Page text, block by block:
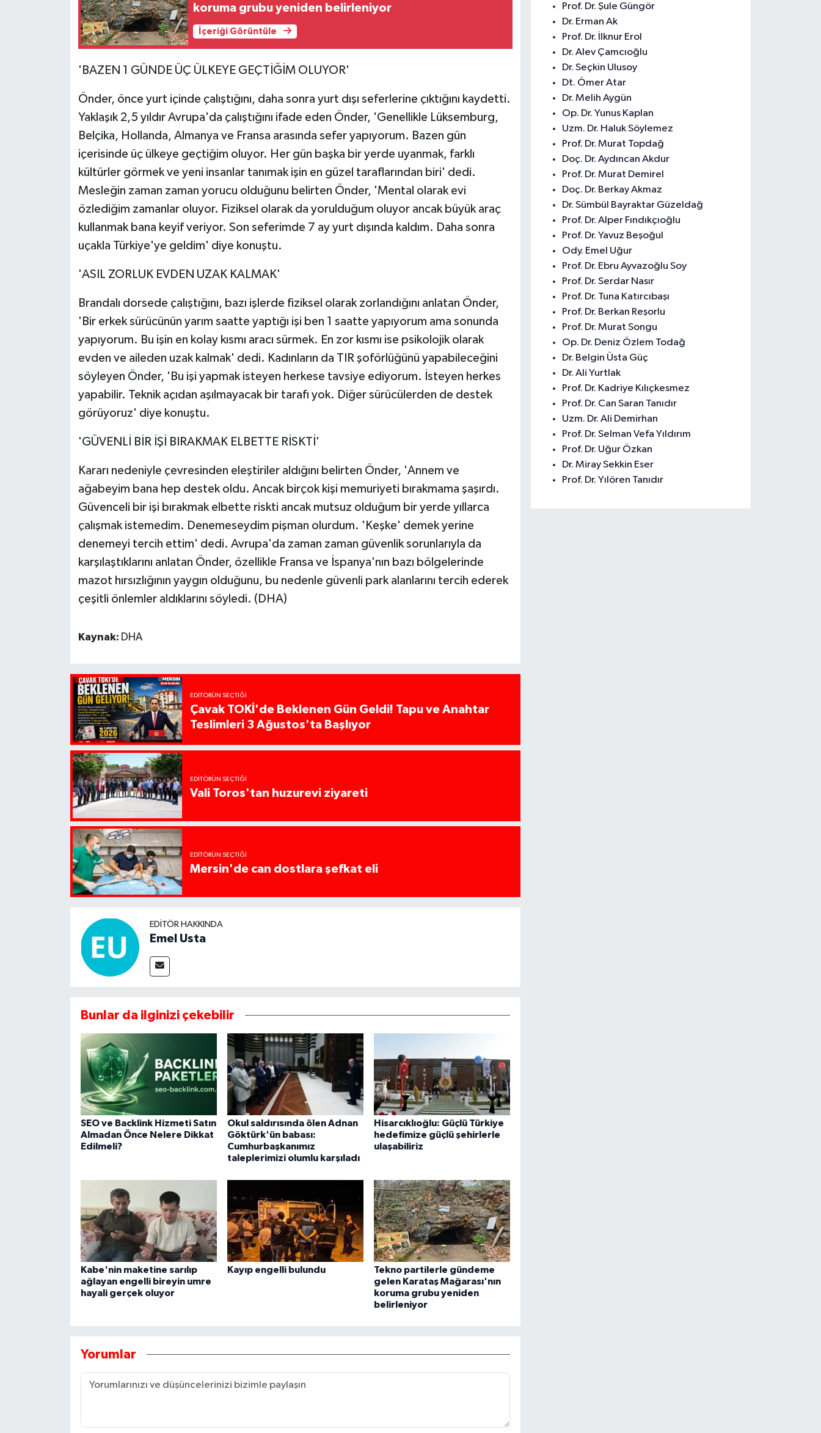
koruma grubu yeniden belirleniyor
İçeriği Görüntüle
'BAZEN 1 GÜNDE ÜÇ ÜLKEYE GEÇTİĞİM OLUYOR'
Önder, önce yurt içinde çalıştığını, daha sonra yurt dışı seferlerine çıktığını kaydetti.
Yaklaşık 2,5 yıldır Avrupa'da çalıştığını ifade eden Önder, 'Genellikle Lüksemburg,
Belçika, Hollanda, Almanya ve Fransa arasında sefer yapıyorum. Bazen gün
içerisinde üç ülkeye geçtiğim oluyor. Her gün başka bir yerde uyanmak, farklı
kültürler görmek ve yeni insanlar tanımak işin en güzel taraflarından biri' dedi.
Mesleğin zaman zaman yorucu olduğunu belirten Önder, 'Mental olarak evi
özlediğim zamanlar oluyor. Fiziksel olarak da yorulduğum oluyor ancak büyük araç
kullanmak bana keyif veriyor. Son seferimde 7 ay yurt dışında kaldım. Daha sonra
uçakla Türkiye'ye geldim' diye konuştu.
'ASIL ZORLUK EVDEN UZAK KALMAK'
Brandalı dorsede çalıştığını, bazı işlerde fiziksel olarak zorlandığını anlatan Önder,
'Bir erkek sürücünün yarım saatte yaptığı işi ben 1 saatte yapıyorum ama sonunda
yapıyorum. Bu işin en kolay kısmı aracı sürmek. En zor kısmı ise psikolojik olarak
evden ve aileden uzak kalmak' dedi. Kadınların da TIR şoförlüğünü yapabileceğini
söyleyen Önder, 'Bu işi yapmak isteyen herkese tavsiye ediyorum. İsteyen herkes
yapabilir. Teknik açıdan aşılmayacak bir tarafı yok. Diğer sürücülerden de destek
görüyoruz' diye konuştu.
'GÜVENLİ BİR İŞİ BIRAKMAK ELBETTE RİSKTİ'
Kararı nedeniyle çevresinden eleştiriler aldığını belirten Önder, 'Annem ve
ağabeyim bana hep destek oldu. Ancak birçok kişi memuriyeti bırakmama şaşırdı.
Güvenceli bir işi bırakmak elbette riskti ancak mutsuz olduğum bir yerde yıllarca
çalışmak istemedim. Denemeseydim pişman olurdum. 'Keşke' demek yerine
denemeyi tercih ettim' dedi. Avrupa'da zaman zaman güvenlik sorunlarıyla da
karşılaştıklarını anlatan Önder, özellikle Fransa ve İspanya'nın bazı bölgelerinde
mazot hırsızlığının yaygın olduğunu, bu nedenle güvenli park alanlarını tercih ederek
çeşitli önlemler aldıklarını söyledi. (DHA)
Kaynak: DHA
EDITÖRÜN SEÇTIĞI
Çavak TOKİ'de Beklenen Gün Geldi! Tapu ve Anahtar
Teslimleri 3 Ağustos'ta Başlıyor
EDITÖRÜN SEÇTIĞI
Vali Toros'tan huzurevi ziyareti
EDITÖRÜN SEÇTIĞI
Mersin'de can dostlara şefkat eli
EDITÖR HAKKINDA
Emel Usta
Bunlar da ilginizi çekebilir
SEO ve Backlink Hizmeti Satın
Almadan Önce Nelere Dikkat
Edilmeli?
Okul saldırısında ölen Adnan
Göktürk'ün babası:
Cumhurbaşkanımız
taleplerimizi olumlu karşıladı
Hisarcıklıoğlu: Güçlü Türkiye
hedefimize güçlü şehirlerle
ulaşabiliriz
Kabe'nin maketine sarılıp
ağlayan engelli bireyin umre
hayali gerçek oluyor
Kayıp engelli bulundu
Tekno partilerle gündeme
gelen Karataş Mağarası'nın
koruma grubu yeniden
belirleniyor
Yorumlar
Prof. Dr. Şule Güngör
Dr. Erman Ak
Prof. Dr. İlknur Erol
Dr. Alev Çamcıoğlu
Dr. Seçkin Ulusoy
Dt. Ömer Atar
Dr. Melih Aygün
Op. Dr. Yunus Kaplan
Uzm. Dr. Haluk Söylemez
Prof. Dr. Murat Topdağ
Doç. Dr. Aydıncan Akdur
Prof. Dr. Murat Demirel
Doç. Dr. Berkay Akmaz
Dr. Sümbül Bayraktar Güzeldağ
Prof. Dr. Alper Fındıkçıoğlu
Prof. Dr. Yavuz Beşoğul
Ody. Emel Uğur
Prof. Dr. Ebru Ayvazoğlu Soy
Prof. Dr. Serdar Nasır
Prof. Dr. Tuna Katırcıbaşı
Prof. Dr. Berkan Reşorlu
Prof. Dr. Murat Songu
Op. Dr. Deniz Özlem Todağ
Dr. Belgin Üsta Güç
Dr. Ali Yurtlak
Prof. Dr. Kadriye Kılıçkesmez
Prof. Dr. Can Saran Tanıdır
Uzm. Dr. Ali Demirhan
Prof. Dr. Selman Vefa Yıldırım
Prof. Dr. Uğur Özkan
Dr. Miray Sekkin Eser
Prof. Dr. Yılören Tanıdır